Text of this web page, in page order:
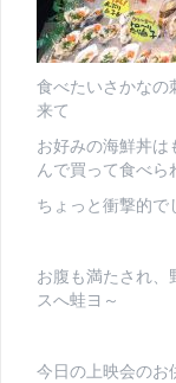
食べたいさかなの
来て
お好みの海鮮丼は
んで買って食べ
ちょっと衝撃的で
お腹も満たされ、
スへ蛙ヨ～
今日の上映会のお